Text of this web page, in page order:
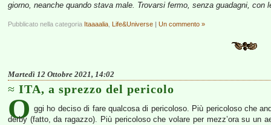
giorno, neanche quando stava male. Trovarsi fermo, senza guadagni, con
Pubblicato nella categoria Itaaaalia Life&Universe | Un commento »
Martedì 12 Ottobre 2021, 14:02
ITA, a sprezzo del pericolo
O ggi ho deciso di fare qualcosa di pericoloso. Più pericoloso che
derby (fatto, da ragazzo). Più pericoloso che volare per mezz’ora su un